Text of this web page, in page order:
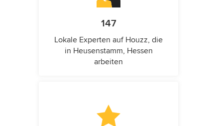
147
Lokale Experten auf Houzz, die
in Heusenstamm, Hessen
arbeiten